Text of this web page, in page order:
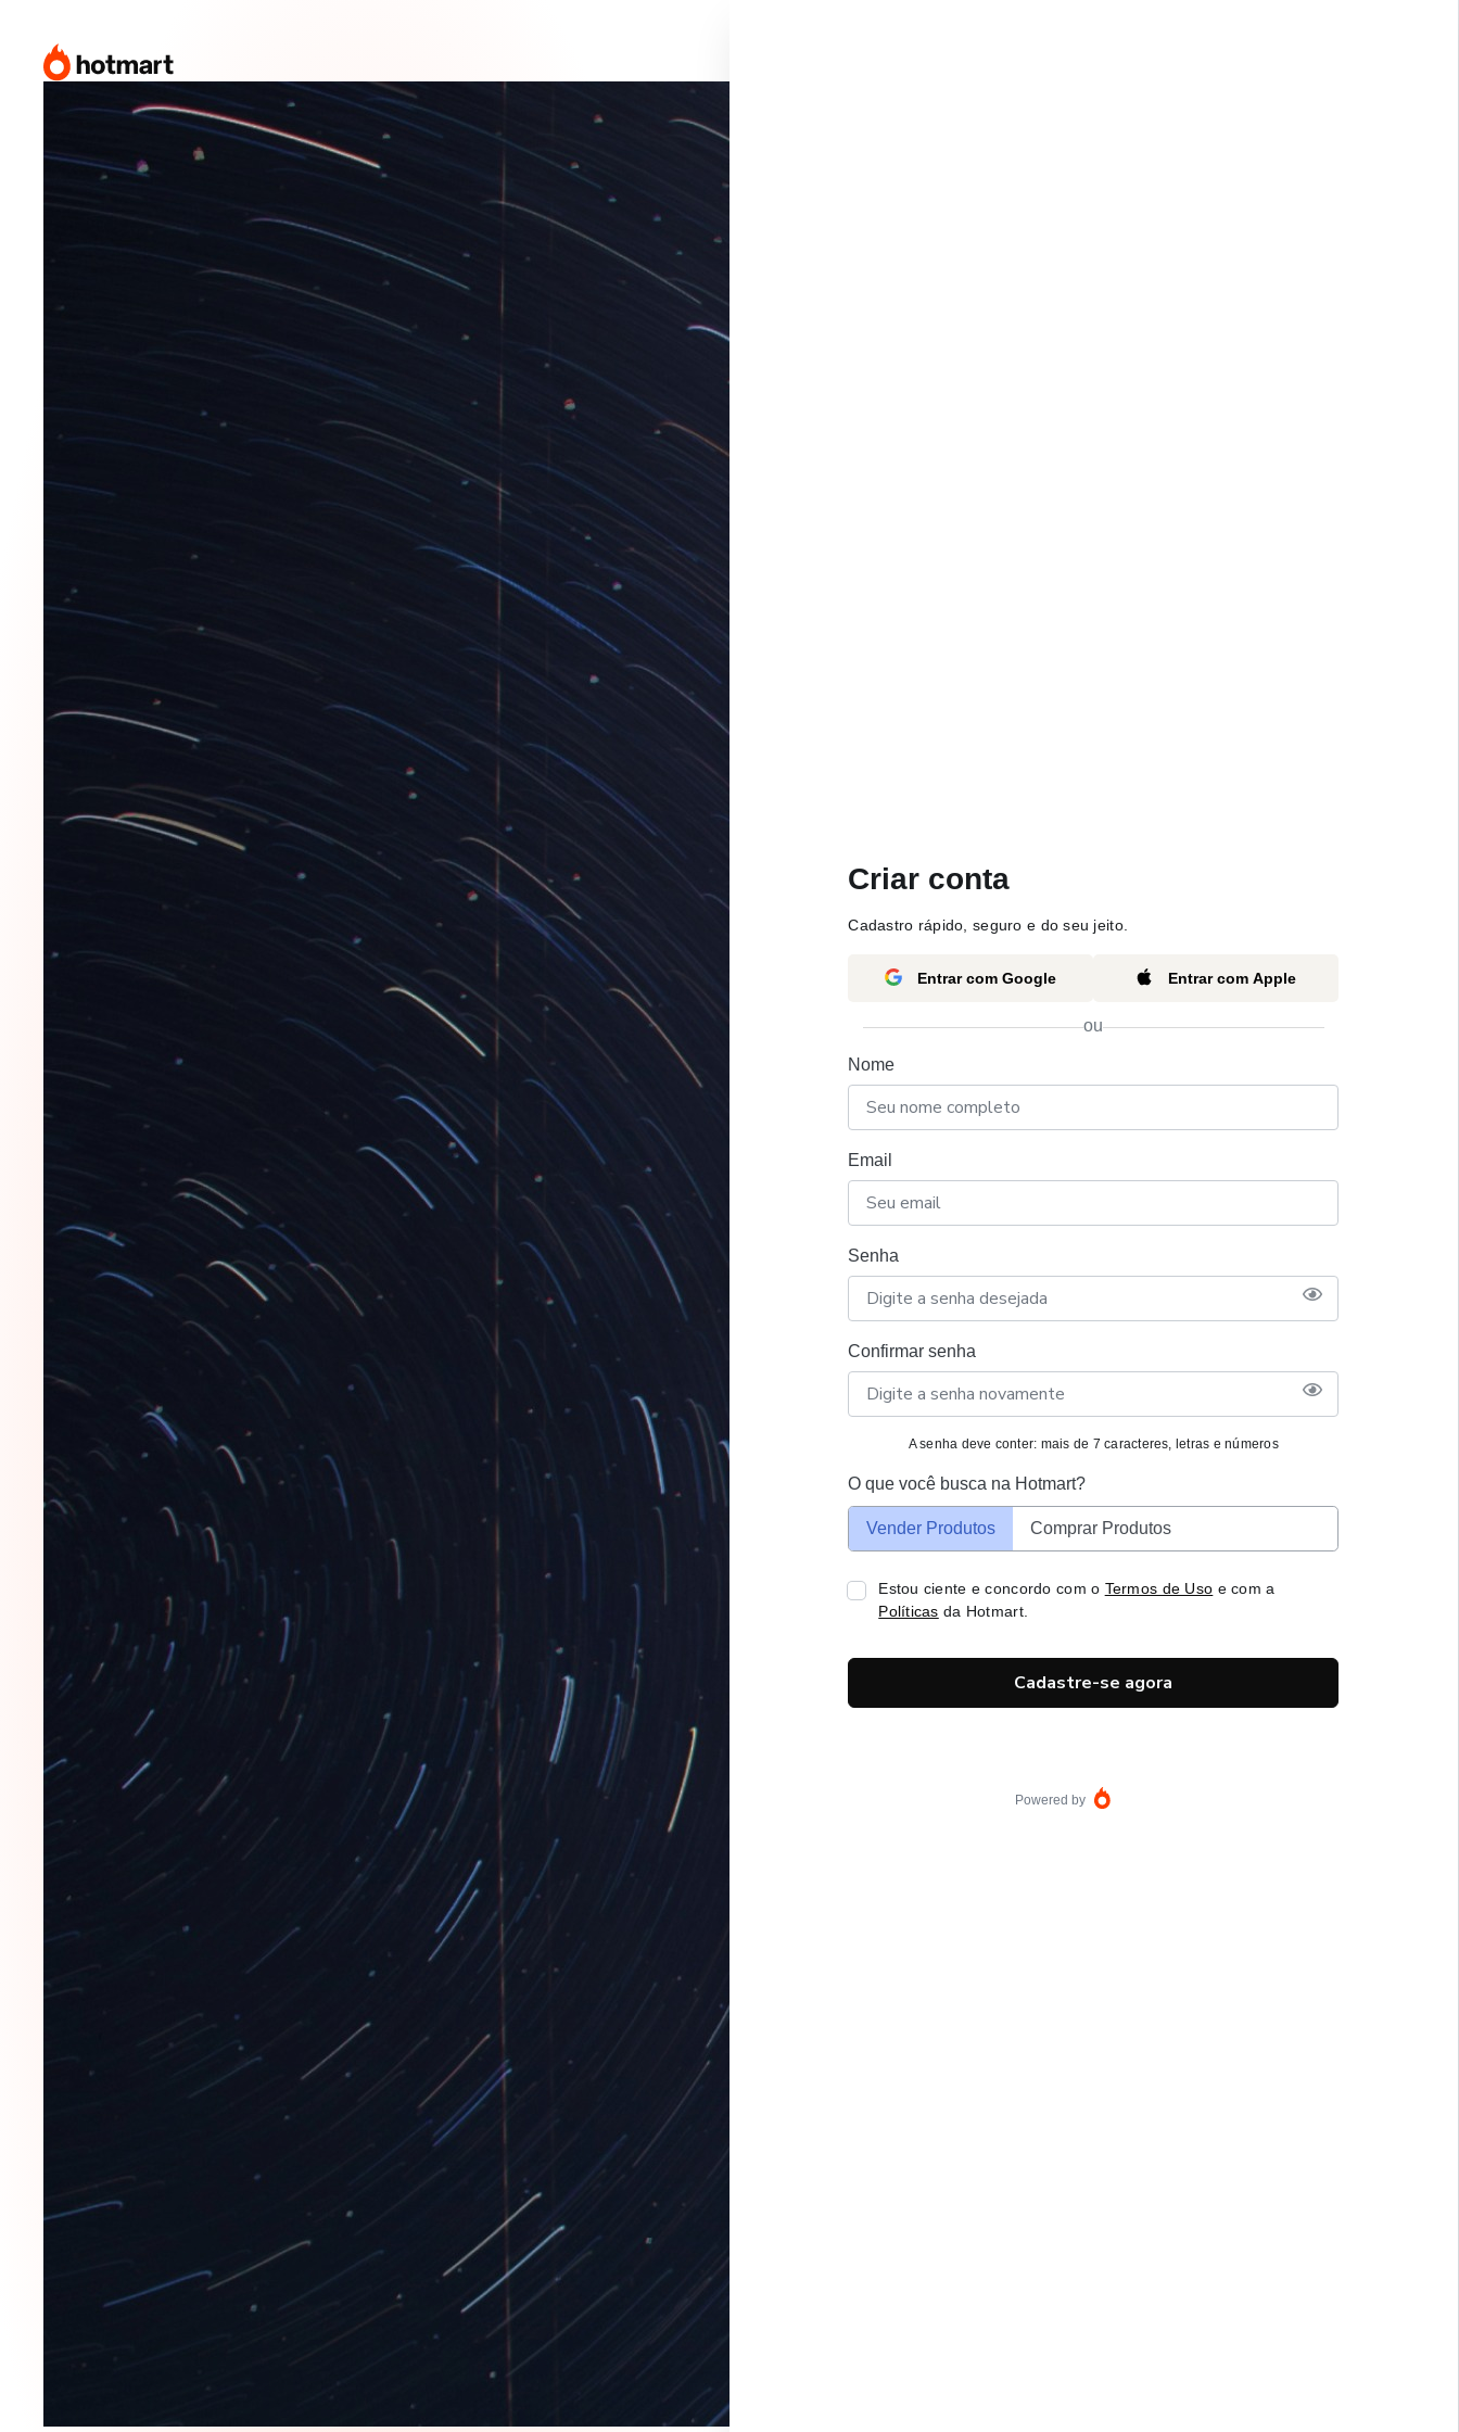
Criar conta
Cadastro rápido, seguro e do seu jeito.
Entrar com Google Entrar com Apple
ou
Nome
Email
Senha
Confirmar senha
A senha deve conter: mais de 7 caracteres, letras e números
O que você busca na Hotmart?
Vender Produtos Comprar Produtos
Estou ciente e concordo com o Termos de Uso e com a
Políticas da Hotmart.
Cadastre-se agora
Powered by